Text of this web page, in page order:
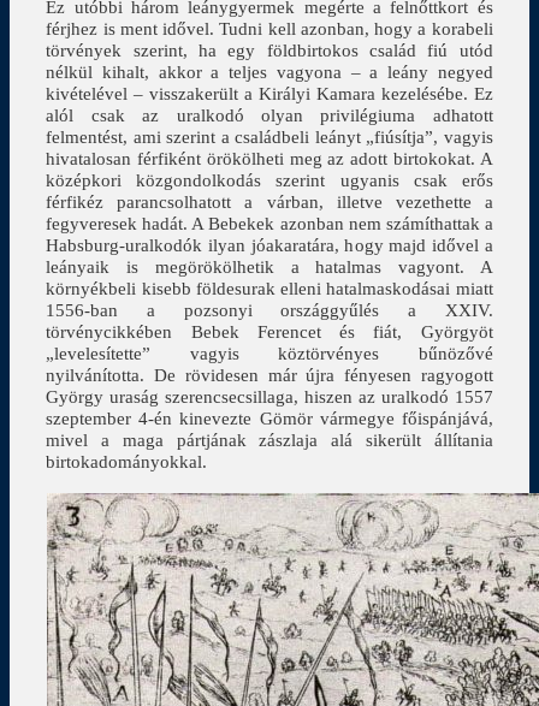
Ez utóbbi három leánygyermek megérte a felnőttkort és
férjhez is ment idővel. Tudni kell azonban, hogy a korabeli
törvények szerint, ha egy földbirtokos család fiú utód
nélkül kihalt, akkor a teljes vagyona – a leány negyed
kivételével – visszakerült a Királyi Kamara kezelésébe. Ez
alól csak az uralkodó olyan privilégiuma adhatott
felmentést, ami szerint a családbeli leányt „fiúsítja”, vagyis
hivatalosan férfiként örökölheti meg az adott birtokokat. A
középkori közgondolkodás szerint ugyanis csak erős
férfikéz parancsolhatott a várban, illetve vezethette a
fegyveresek hadát. A Bebekek azonban nem számíthattak a
Habsburg-uralkodók ilyan jóakaratára, hogy majd idővel a
leányaik is megörökölhetik a hatalmas vagyont. A
környékbeli kisebb földesurak elleni hatalmaskodásai miatt
1556-ban a pozsonyi országgyűlés a XXIV.
törvénycikkében Bebek Ferencet és fiát, Györgyöt
„levelesítette” vagyis köztörvényes bűnözővé
nyilvánította. De rövidesen már újra fényesen ragyogott
György uraság szerencsecsillaga, hiszen az uralkodó 1557
szeptember 4-én kinevezte Gömör vármegye főispánjává,
mivel a maga pártjának zászlaja alá sikerült állítania
birtokadományokkal.